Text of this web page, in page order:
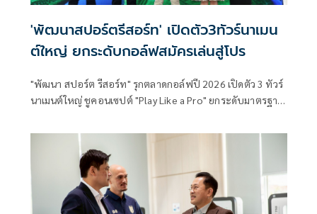
'พัฒนาสปอร์ตรีสอร์ท' เปิดตัว3ทัวร์นาเมน
ต์ใหญ่ ยกระดับกอล์ฟสมัครเล่นสู่โปร
"พัฒนา สปอร์ต รีสอร์ท" รุกตลาดกอล์ฟปี 2026 เปิดตัว 3 ทัวร์
นาเมนต์ใหญ่ ชูคอนเซปต์ "Play Like a Pro" ยกระดับมาตรฐาน